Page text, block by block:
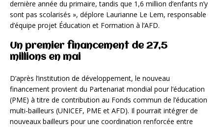
dernière année du primaire, tandis que 1,6 million d’enfants n’y
sont pas scolarisés », déplore Laurianne Le Lem, responsable
d’équipe projet Éducation et Formation à l’AFD.
Un premier financement de 27,5
millions en mai
D’après l’institution de développement, le nouveau
financement provient du Partenariat mondial pour l’éducation
(PME) à titre de contribution au Fonds commun de l’éducation
multi-bailleurs (UNICEF, PME et AFD). Il pourrait intégrer de
nouveaux bailleurs pour une coordination renforcée entre